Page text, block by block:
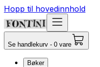
Hopp til hovedinnhold
Se handlekurv - 0 vare
Bøker